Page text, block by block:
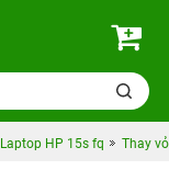
Laptop HP 15s fq Thay